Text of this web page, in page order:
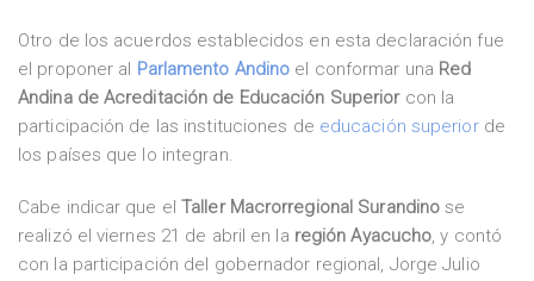
Otro de los acuerdos establecidos en esta declaración fue
el proponer al Parlamento Andino el conformar una Red
Andina de Acreditación de Educación Superiorcon la
participación de las instituciones de educación superiorde
los países que lo integran.
Cabe indicar que el Taller Macrorregional Surandino se
realizó el viernes 21 de abril en la región Ayacucho, y contó
con la participación del gobernador regional, Jorge Julio